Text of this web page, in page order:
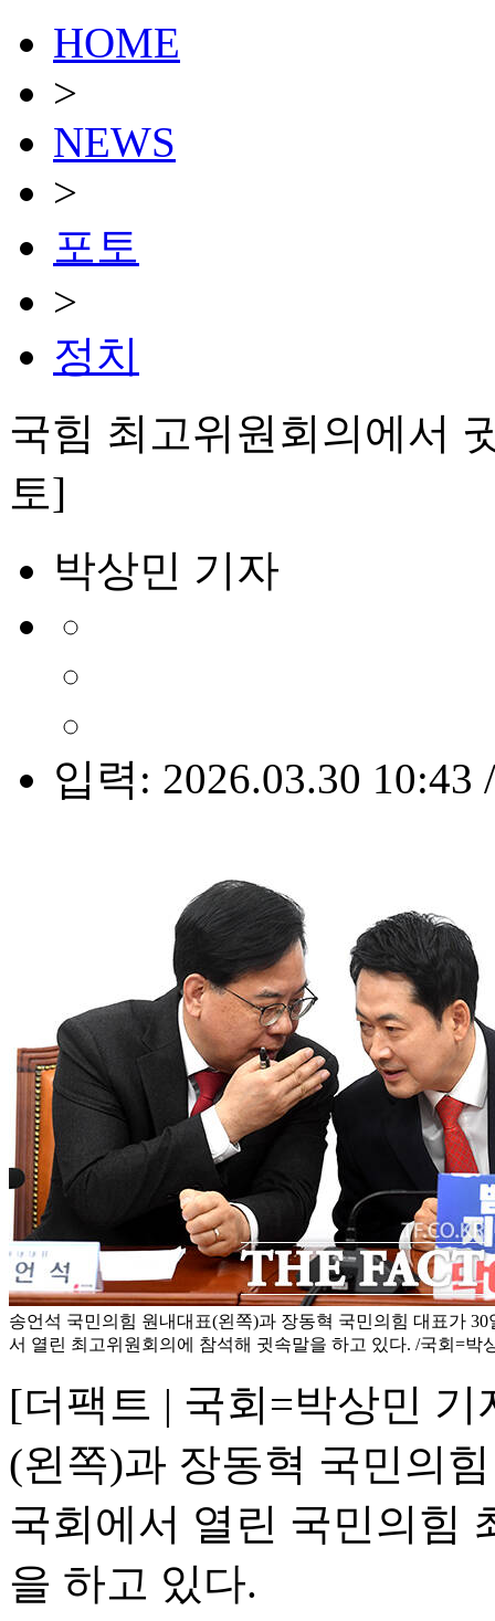
HOME
>
NEWS
>
포토
>
정치
국힘 최고위원회의에서
토]
박상민 기자
입력: 2026.03.30 10:43
송언석 국민의힘 원내대표(왼쪽)과 장동혁 국민의힘 대표가
서 열린 최고위원회의에 참석해 귓속말을 하고 있다. /국회=박
[더팩트 | 국회=박상민
(왼쪽)과 장동혁 국민의
국회에서 열린 국민의힘
을 하고 있다.